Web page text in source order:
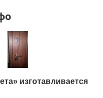
изготавливается